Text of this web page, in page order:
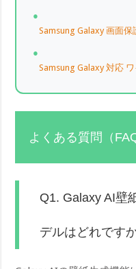
Samsung Galaxy 画面
Samsung Galaxy 対応
よくある質問（FAQ
Q1. Galaxy AI壁
デルはどれです